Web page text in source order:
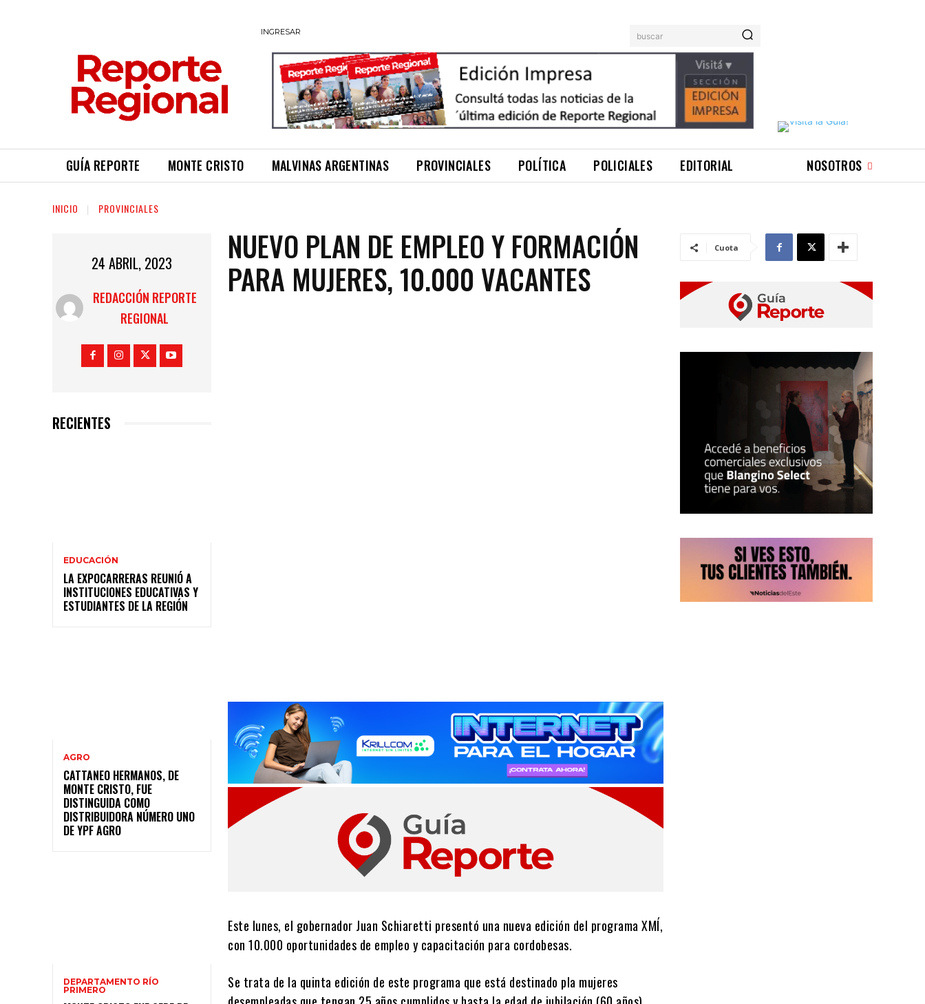
INGRESAR buscar
GUÍA REPORTE MONTE CRISTO MALVINAS ARGENTINAS PROVINCIALES POLÍTICA POLICIALES EDITORIAL NOSOTROS
INICIO PROVINCIALES
24 ABRIL, 2023
REDACCIÓN REPORTE
REGIONAL
RECIENTES
EDUCACIÓN
LA EXPOCARRERAS REUNIÓ A
INSTITUCIONES EDUCATIVAS Y
ESTUDIANTES DE LA REGIÓN
AGRO
CATTANEO HERMANOS, DE
MONTE CRISTO, FUE
DISTINGUIDA COMO
DISTRIBUIDORA NÚMERO UNO
DE YPF AGRO
DEPARTAMENTO RÍO
PRIMERO
NUEVO PLAN DE EMPLEO Y FORMACIÓN
PARA MUJERES, 10.000 VACANTES
Este lunes, el gobernador Juan Schiaretti presentó una nueva edición del programa XMÍ,
con 10.000 oportunidades de empleo y capacitación para cordobesas.
Se trata de la quinta edición de este programa que está destinado pla mujeres
Cuota